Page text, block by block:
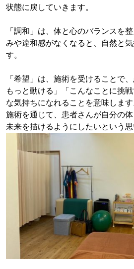
状態に戻していきます。
「調和」は、体と心のバランスを
みや違和感がなくなると、自然と
す。
「希望」は、施術を受けることで
もっと動ける」「こんなことに挑
な気持ちになれることを意味します
施術を通じて、患者さんが自分の
未来を描けるようにしたいという思